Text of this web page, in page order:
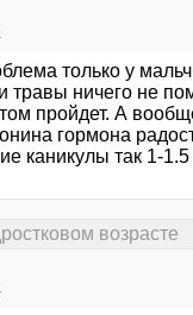
только у
травы ничего не
пройдет. А
гормона
каникулы так 1-
возрасте